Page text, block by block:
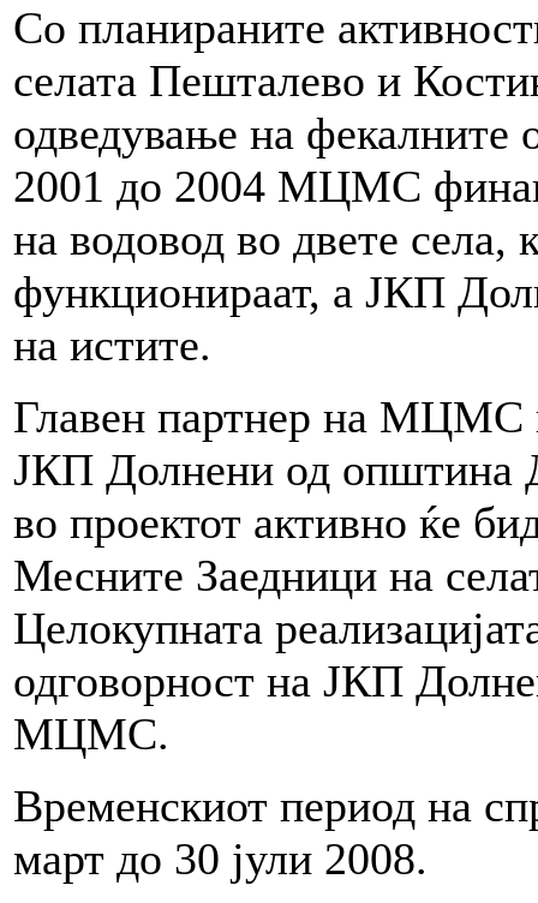
Со планираните
селата Пешталево и
одведување на фекалните
2001 до 2004 МЦМС
на водовод во двете
функционираат, а ЈКП
на истите.
Главен партнер на МЦМС
ЈКП Долнени од општина
во проектот активно ќе
Месните Заедници на
Целокупната
одговорност на ЈКП
МЦМС.
Временскиот период на
март до 30 јули 2008.